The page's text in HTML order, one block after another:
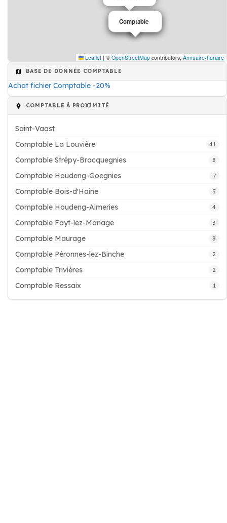
Comptable
Comptable
Leaflet | © OpenStreetMap contributors, Annuaire-horaire
BASE DE DONNÉE COMPTABLE
Achat fichier Comptable -20%
COMPTABLE À PROXIMITÉ
Saint-Vaast
Comptable La Louvière
41
Comptable Strépy-Bracquegnies 8
Comptable Houdeng-Goegnies 7
Comptable Bois-d'Haine 5
Comptable Houdeng-Aimeries 4
Comptable Fayt-lez-Manage 3
Comptable Maurage 3
Comptable Péronnes-lez-Binche 2
Comptable Trivières 2
Comptable Ressaix 1